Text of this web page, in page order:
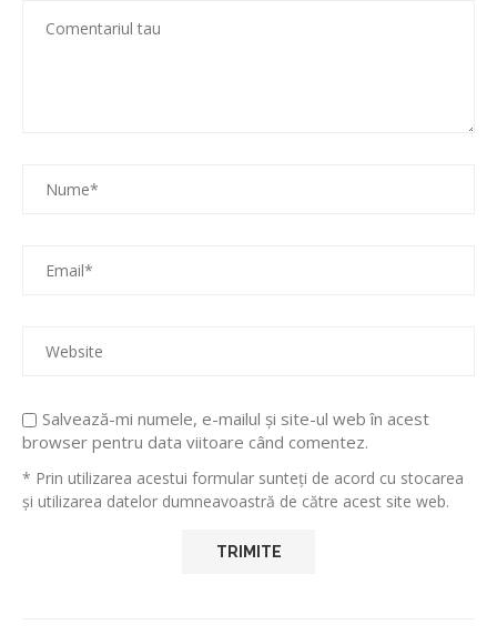
Salvează-mi numele, e-mailul și site-ul web în acest
browser pentru data viitoare când comentez.
* Prin utilizarea acestui formular sunteți de acord cu stocarea
și utilizarea datelor dumneavoastră de către acest site web.